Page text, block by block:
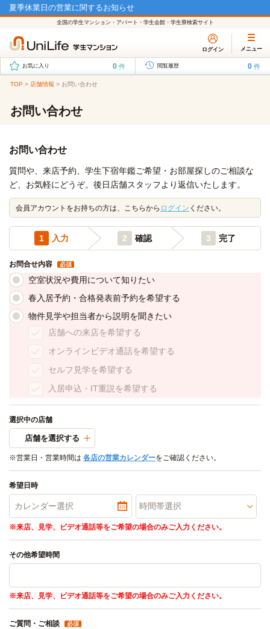
夏季休業日の営業に関するお知らせ
全国の学生マンション・アパート・学生会館・学生寮検索サイト
ログイン メニュー
お気に入り 0 件 閲覧履歴 0 件
TOP > 店舗情報 > お問い合わせ
お問い合わせ
お問い合わせ
質問や、来店予約、学生下宿年鑑ご希望・お部屋探しのご相談な
ど、お気軽にどうぞ。後日店舗スタッフより返信いたします。
会員アカウントをお持ちの方は、こちらから ログイン ください。
1 入力 2 確認 3 完了
お問合せ内容 必須
空室状況や費用について知りたい
春入居予約・合格発表前予約を希望する
物件見学や担当者から説明を聞きたい
店舗への来店を希望する
オンラインビデオ通話を希望する
セルフ見学を希望する
入居申込・IT重説を希望する
選択中の店舗
店舗を選択する
※営業日・営業時間は 各店の営業カレンダーをご確認ください。
希望日時
※来店、見学、ビデオ通話等をご希望の場合のみご入力ください。
その他希望時間
※来店、見学、ビデオ通話等をご希望の場合のみご入力ください。
ご質問・ご相談 必須